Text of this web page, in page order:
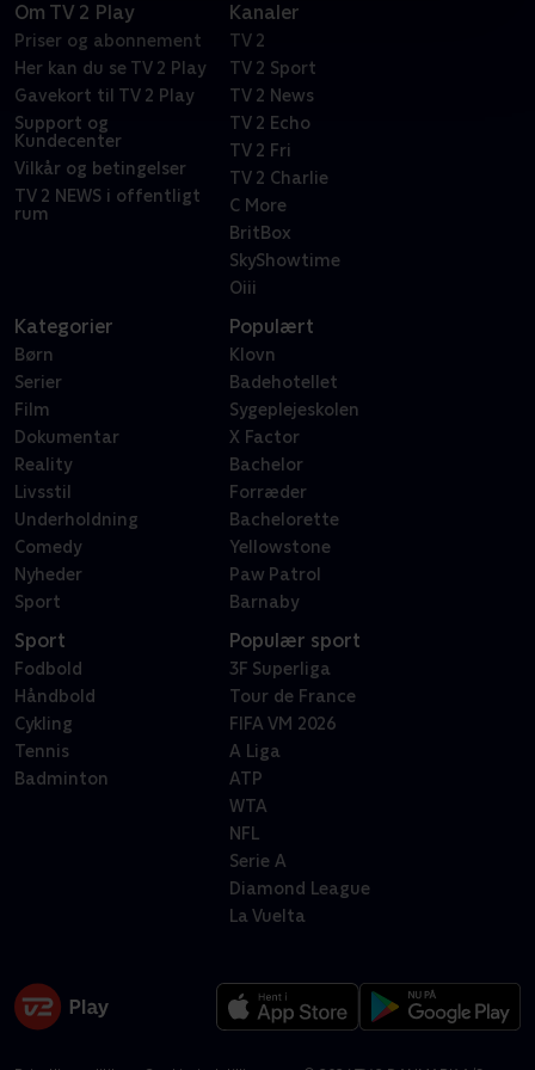
Om TV 2 Play
Priser og abonnement
Her kan du se TV 2 Play
Gavekort til TV 2 Play
Support og
Kundecenter
Vilkår og betingelser
TV 2 NEWS i offentligt
rum
Kanaler
TV 2
TV 2 Sport
TV 2 News
TV 2 Echo
TV 2 Fri
TV 2 Charlie
C More
BritBox
SkyShowtime
Oiii
Kategorier
Børn
Serier
Film
Dokumentar
Reality
Livsstil
Underholdning
Comedy
Nyheder
Sport
Populært
Klovn
Badehotellet
Sygeplejeskolen
X Factor
Bachelor
Forræder
Bachelorette
Yellowstone
Paw Patrol
Barnaby
Sport
Fodbold
Håndbold
Cykling
Tennis
Badminton
Populær sport
3F Superliga
Tour de France
FIFA VM 2026
A Liga
ATP
WTA
NFL
Serie A
Diamond League
La Vuelta